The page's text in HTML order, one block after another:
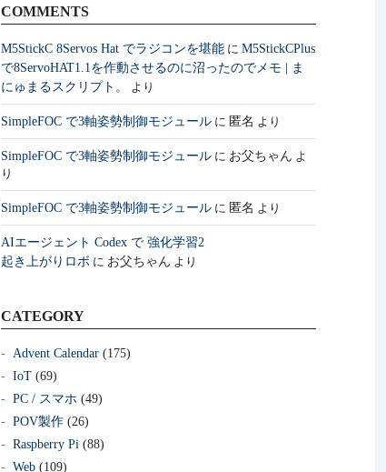
COMMENTS
M5StickC 8Servos Hat でラジコンを堪能 に M5StickCPlus
で8ServoHAT1.1を作動させるのに沼ったのでメモ | ま
にゅまるスクリプト。
より
SimpleFOC で3軸姿勢制御モジュール に 匿名 より
SimpleFOC で3軸姿勢制御モジュール に お父ちゃん よ
り
SimpleFOC で3軸姿勢制御モジュール に 匿名 より
AIエージェント Codex で 強化学習2
起き上がりロボ に お父ちゃん より
CATEGORY
Advent Calendar (175)
IoT (69)
PC / スマホ (49)
POV製作 (26)
Raspberry Pi (88)
Web (109)